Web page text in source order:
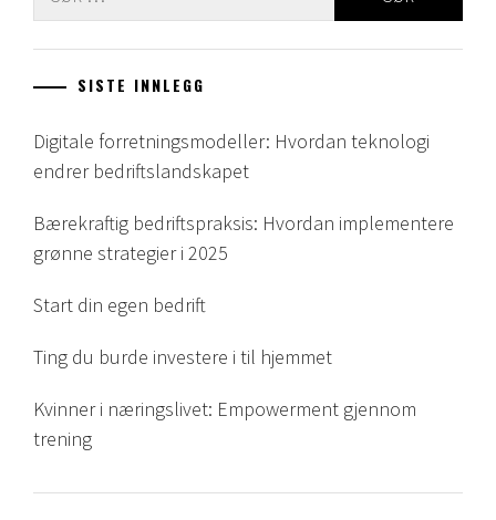
SISTE INNLEGG
Digitale forretningsmodeller: Hvordan teknologi
endrer bedriftslandskapet
Bærekraftig bedriftspraksis: Hvordan implementere
grønne strategier i 2025
Start din egen bedrift
Ting du burde investere i til hjemmet
Kvinner i næringslivet: Empowerment gjennom
trening